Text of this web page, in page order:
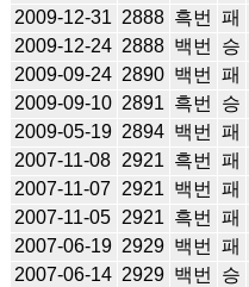
2009-12-31 2888 흑번 패
2009-12-24 2888 백번 승
2009-09-24 2890 백번 패
2009-09-10 2891 흑번 승
2009-05-19 2894 백번 패
2007-11-08 2921 흑번 패
2007-11-07
2921 백번 패
2007-11-05 2921 흑번 패
2007-06-19 2929 백번 패
2007-06-14 2929 백번 승